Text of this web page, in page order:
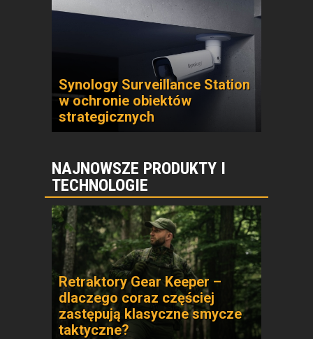
Synology Surveillance Station
w ochronie obiektów
strategicznych
NAJNOWSZE PRODUKTY I
TECHNOLOGIE
Retraktory Gear Keeper –
dlaczego coraz częściej
zastępują klasyczne smycze
taktyczne?